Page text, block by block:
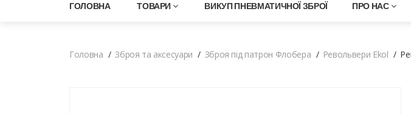
ГОЛОВНА ТОВАРИ ВИКУП ПНЕВМАТИЧНОЇ ЗБРОЇ ПРО НАС
Головна Зброя та аксесуари Зброя під патрон Флобера Револьвери Ekol